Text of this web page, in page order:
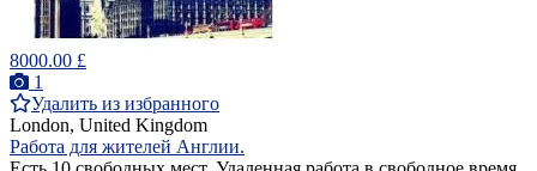
8000.00 £
1
Удалить из избранного
London, United Kingdom
Работа для жителей Англии.